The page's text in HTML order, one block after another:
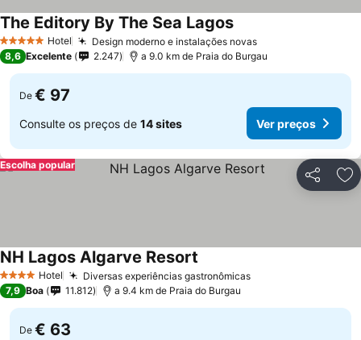
5 Estrelas Hotel Design moderno e instalações novas
The Editory By The Sea Lagos
8,6 Excelente 2.247 a 9.0 km de Praia do Burgau
De € 97
Consulte os preços de 14 sites Ver preços
Partilhar
Escolha popular
4 EstrelasHotel Diversas experiências gastronômicas
NH Lagos Algarve Resort
7,9 Boa 11.812 a 9.4 km de Praia do Burgau
De € 63